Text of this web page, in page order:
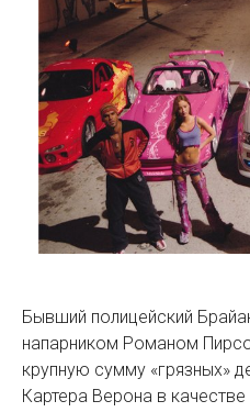
Бывший полицейский
напарником Романом
крупную сумму «грязных»
Картера Верона в